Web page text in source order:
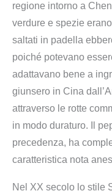
regione intorno a
verdure e spezie
saltati in padella
poiché potevano
adattavano bene a
giunsero in Cina
attraverso le rotte
in modo duraturo. Il
precedenza, ha
caratteristica nota
Nel XX secolo lo stile